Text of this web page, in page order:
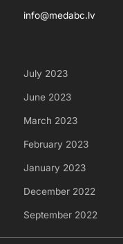
info@medabc.lv
July 2023
June 2023
March 2023
February 2023
January 2023
December 2022
September 2022